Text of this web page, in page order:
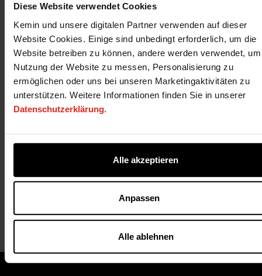
Diese Website verwendet Cookies
Kemin und unsere digitalen Partner verwenden auf dieser
Website Cookies. Einige sind unbedingt erforderlich, um die
Website betreiben zu können, andere werden verwendet,
Nutzung der Website zu messen, Personalisierung zu
ermöglichen oder uns bei unseren Marketingaktivitäten zu
unterstützen. Weitere Informationen finden Sie in unserer
Datenschutzerklärung
Alle akzeptieren
Anpassen
Alle ablehnen
gerenderter Rohstoffe.